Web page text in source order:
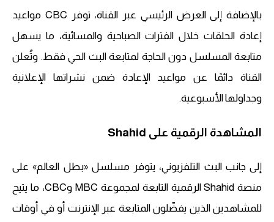
بالإضافة إلى العرض الرئيسي عبر القناة، توفر CBC مواعيد
إعادة الحلقات خلال الفترات الصباحية والمسائية، ما يسهل
متابعة المسلسل دون الحاجة لمتابعة البث الحي فقط. وتُعلن
القناة دائمًا عن مواعيد الإعادة ضمن نشراتها الإعلانية
وجداولها الأسبوعية.
المشاهدة الرقمية على Shahid
إلى جانب البث التلفزيوني، يتوفر مسلسل «بطل العالم» على
منصة Shahid الرقمية التابعة لمجموعة MBC وCBC، ما يتيح
للمشاهدين الذين يفضّلون المتابعة عبر الإنترنت أو في أوقات